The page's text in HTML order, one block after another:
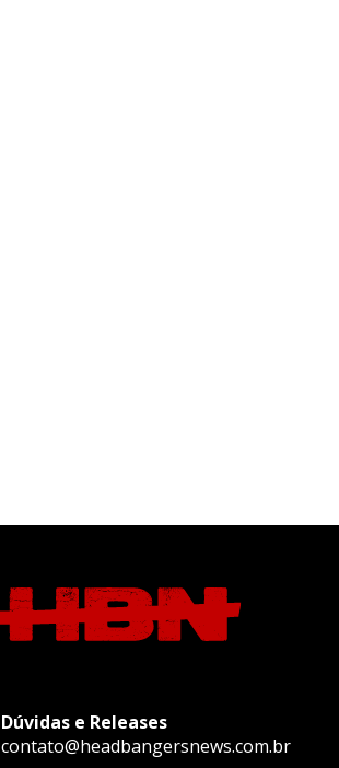
Dúvidas e Releases
contato@headbangersnews.com.br